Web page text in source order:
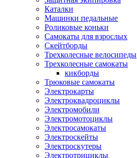
Каталки
Машинки педальные
Роликовые коньки
Самокаты для взрослых
Скейтборды
Трехколесные велосипеды
Трехколесные самокаты
кикборды
Трюковые самокаты
Электрокарты
Электроквадроциклы
Электромобили
Электромотоциклы
Электросамокаты
Электроскейты
Электроскутеры
Электротрициклы